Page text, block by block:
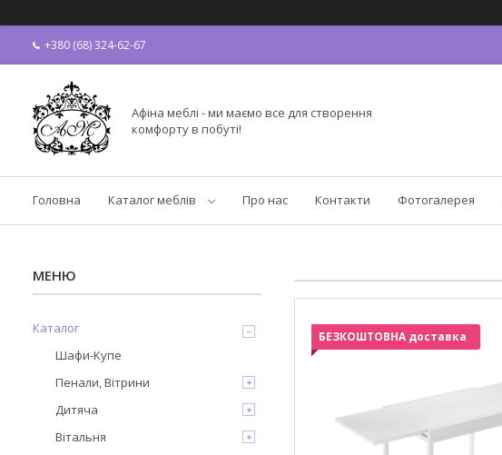
+380 (68) 324-62-67
Афіна меблі - ми маємо все для створення
комфорту в побуті!
Головна Каталог меблів Про нас Контакти Фотогалерея
БЕЗКОШТОВНА доставка
Каталог
Шафи-Купе
Пенали, Вітрини
Дитяча
Вітальня